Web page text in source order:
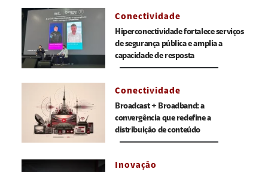
Conectividade
Hiperconectividade fortalece serviços
de segurança pública e amplia a
capacidade de resposta
Conectividade
Broadcast + Broadband: a
convergência que redefine a
distribuição de conteúdo
Inovação